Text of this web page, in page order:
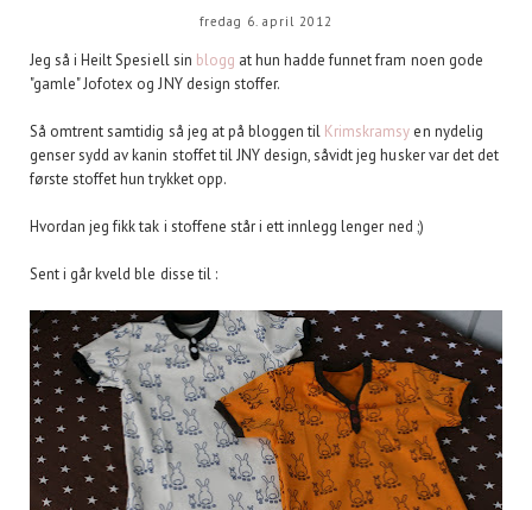
fredag 6. april 2012
Jeg så i Heilt Spesiell sin blogg at hun hadde funnet fram noen gode
"gamle" Jofotex og JNY design stoffer.
Så omtrent samtidig så jeg at på bloggen til Krimskramsy en nydelig
genser sydd av kanin stoffet til JNY design, såvidt jeg husker var det det
første stoffet hun trykket opp.
Hvordan jeg fikk tak i stoffene står i ett innlegg lenger ned ;)
Sent i går kveld ble disse til :